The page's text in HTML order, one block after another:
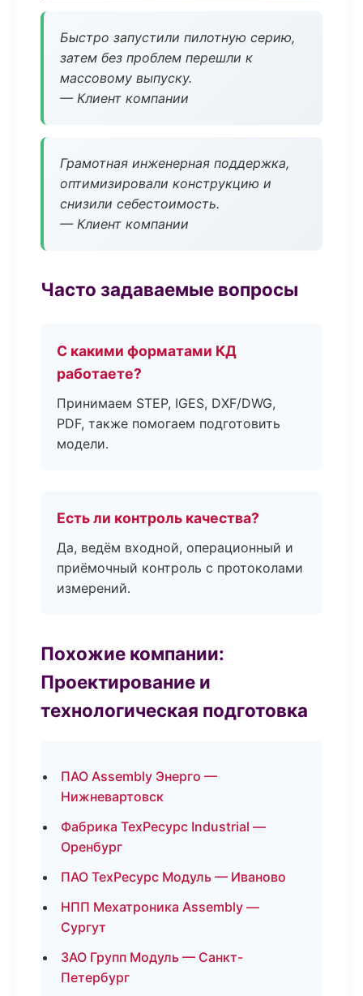
Быстро запустили пилотную серию,
затем без проблем перешли к
массовому выпуску.
— Клиент компании
Грамотная инженерная поддержка,
оптимизировали конструкцию и
снизили себестоимость.
— Клиент компании
Часто задаваемые вопросы
С какими форматами КД
работаете?
Принимаем STEP, IGES, DXF/DWG,
PDF, также помогаем подготовить
модели.
Есть ли контроль качества?
Да, ведём входной, операционный и
приёмочный контроль с протоколами
измерений.
Похожие компании:
Проектирование и
технологическая подготовка
ПАО Assembly Энерго —
Нижневартовск
Фабрика ТехРесурс Industrial —
Оренбург
ПАО ТехРесурс Модуль — Иваново
НПП Мехатроника Assembly —
Сургут
ЗАО Групп Модуль — Санкт-
Петербург